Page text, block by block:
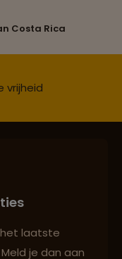
Costa Rica
het laatste
je dan aan